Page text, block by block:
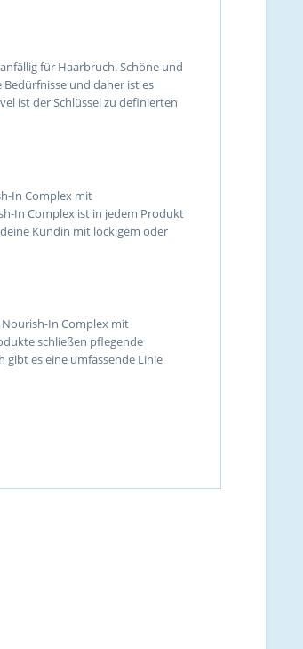
für Haarbruch. Schöne und
und daher ist es
ist der Schlüssel zu definierten
In Complex mit
In Complex ist in jedem Produkt
Kundin mit lockigem oder
Nourish-In Complex mit
schließen pflegende
gibt es eine umfassende Linie